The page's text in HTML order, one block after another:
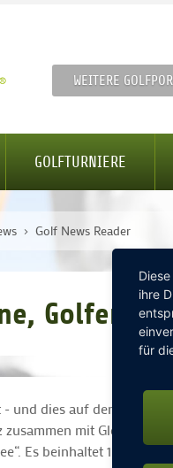
WEITERE
GOLFTURNIERE
Golf News Reader
und dies auf dem
mit
Es beinhaltet 1 Flight
ihre
für